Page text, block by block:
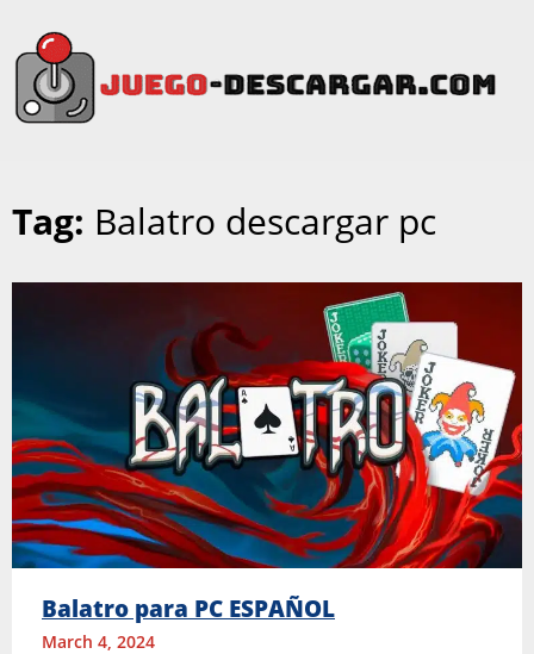
Tag: Balatro descargar pc
Balatro para PC ESPAÑOL
March 4, 2024